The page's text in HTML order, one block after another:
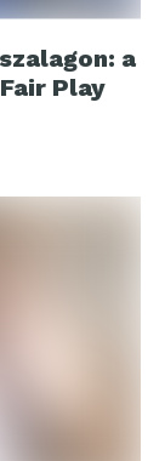
a
Play